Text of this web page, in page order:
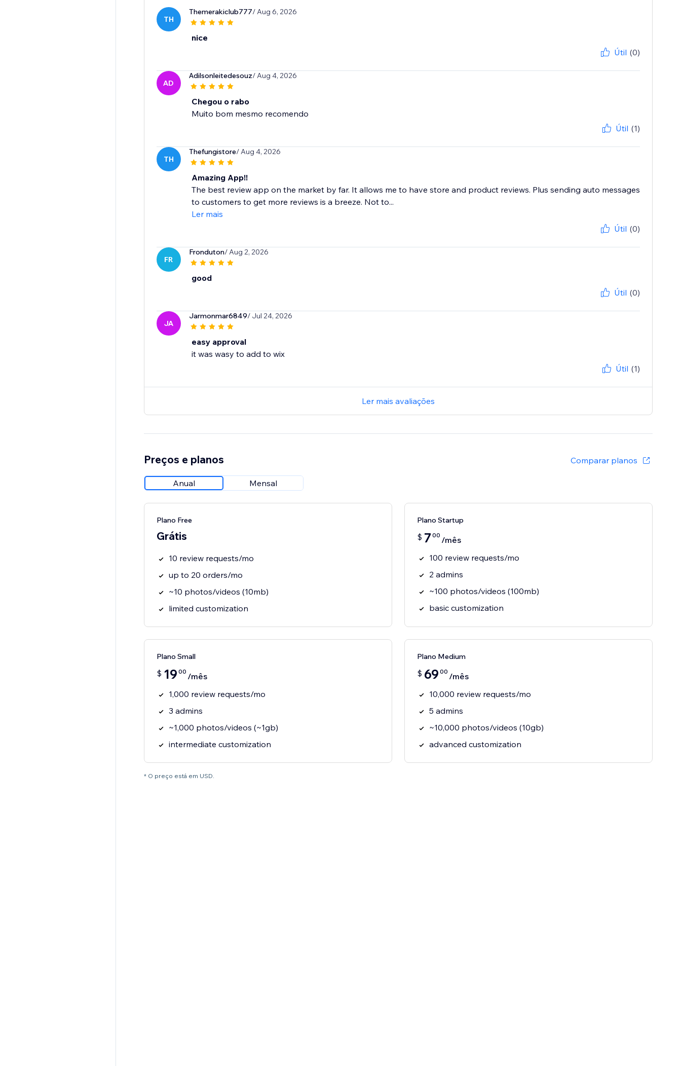
TH
Themerakiclub777/ Aug 6, 2026
nice
Útil (0)
AD
Adilsonleitedesouz/ Aug 4, 2026
Chegou o rabo
Muito bom mesmo recomendo
Útil (1)
TH
Thefungistore/ Aug 4, 2026
Amazing App!!
The best review app on the market by far. It allows me to have store and product reviews. Plus sending auto messages
to customers to get more reviews is a breeze. Not to...
Ler mais
Útil (0)
FR
Fronduton/ Aug 2, 2026
good
Útil (0)
JA
Jarmonmar6849/ Jul 24, 2026
easy approval
it was wasy to add to wix
Útil (1)
Ler mais avaliações
Preços e planos Comparar planos
Anual Mensal
Plano Free
Grátis
10 review requests/mo
up to 20 orders/mo
~10 photos/videos (10mb)
limited customization
Plano Startup
$ 7 00 /mês
100 review requests/mo
2 admins
~100 photos/videos (100mb)
basic customization
Plano Small
$ 19 00 /mês
1,000 review requests/mo
3 admins
~1,000 photos/videos (~1gb)
intermediate customization
Plano Medium
$ 69 00 /mês
10,000 review requests/mo
5 admins
~10,000 photos/videos (10gb)
advanced customization
* O preço está em USD.